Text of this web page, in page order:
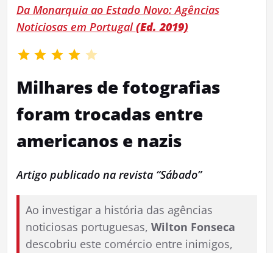
Da Monarquia ao Estado Novo: Agências
Noticiosas em Portugal(Ed. 2019)
Milhares de fotografias
foram trocadas entre
americanos e nazis
Artigo publicado na revista “Sábado”
Ao investigar a história das agências
noticiosas portuguesas, Wilton Fonseca
descobriu este comércio entre inimigos,